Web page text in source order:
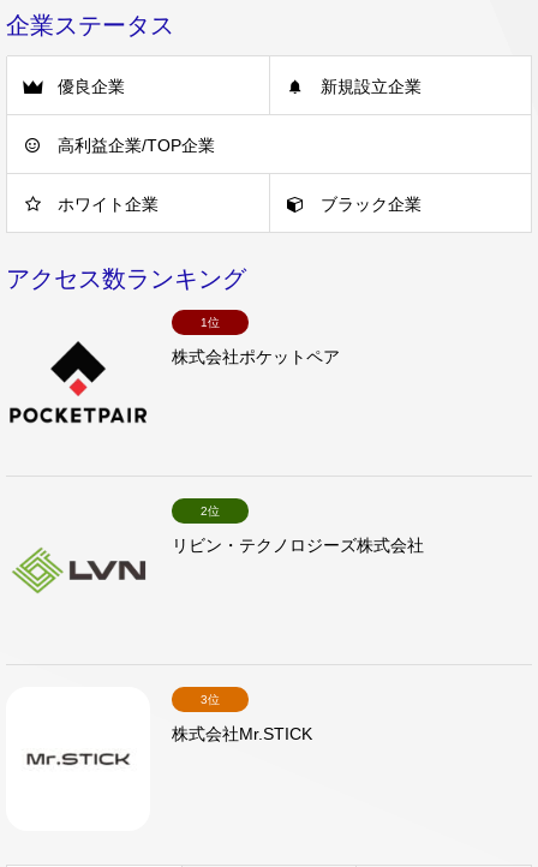
企業ステータス
優良企業 新規設立企業
高利益企業/TOP企業
ホワイト企業 ブラック企業
アクセス数ランキング
1位
株式会社ポケットペア
2位
リビン・テクノロジーズ株式会社
3位
株式会社Mr.STICK